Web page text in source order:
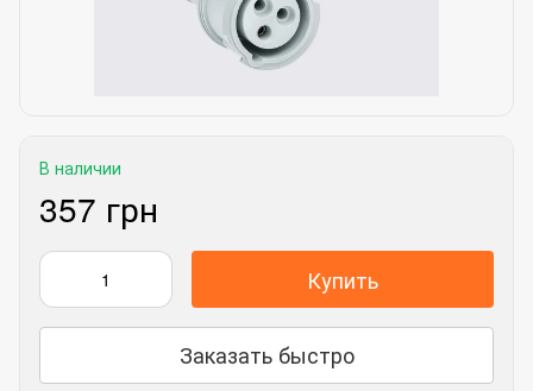
В наличии
357 грн
Купить
Заказать быстро